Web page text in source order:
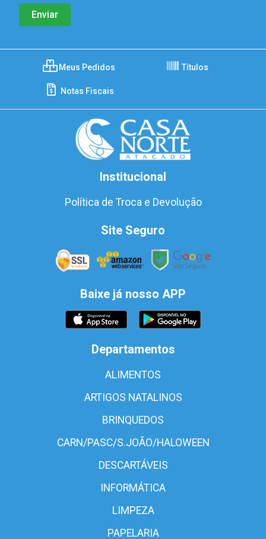
Meus Pedidos Títulos
Notas Fiscais
Institucional
Política de Troca e Devolução
Site Seguro
Baixe já nosso APP
Departamentos
ALIMENTOS
ARTIGOS NATALINOS
BRINQUEDOS
CARN/PASC/S.JOÃO/HALOWEEN
DESCARTÁVEIS
INFORMÁTICA
LIMPEZA
PAPELARIA